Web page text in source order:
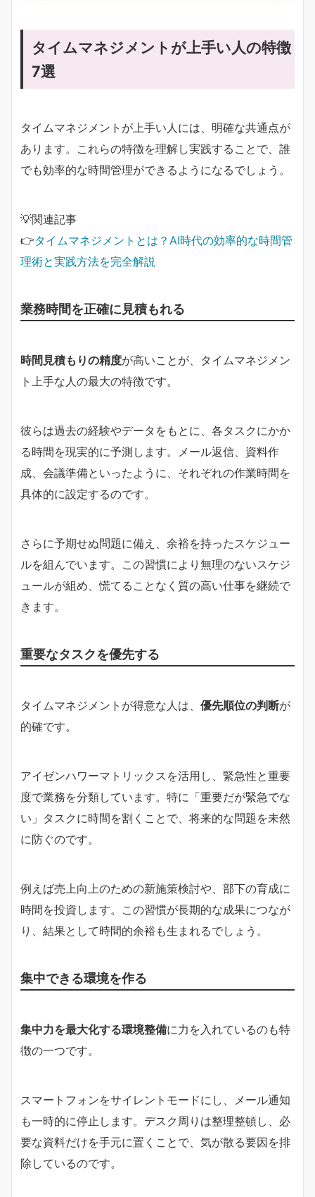
タイムマネジメントが上手い人の特徴
7選
タイムマネジメントが上手い人には、明確な共通点が
あります。これらの特徴を理解し実践することで、誰
でも効率的な時間管理ができるようになるでしょう。
💡関連記事
👉タイムマネジメントとは？AI時代の効率的な時間管
理術と実践方法を完全解説
業務時間を正確に見積もれる
時間見積もりの精度が高いことが、タイムマネジメン
ト上手な人の最大の特徴です。
彼らは過去の経験やデータをもとに、各タスクにかか
る時間を現実的に予測します。メール返信、資料作
成、会議準備といったように、それぞれの作業時間を
具体的に設定するのです。
さらに予期せぬ問題に備え、余裕を持ったスケジュー
ルを組んでいます。この習慣により無理のないスケジ
ュールが組め、慌てることなく質の高い仕事を継続で
きます。
重要なタスクを優先する
タイムマネジメントが得意な人は、 優先順位の判断が
的確です。
アイゼンハワーマトリックスを活用し、緊急性と重要
度で業務を分類しています。特に「重要だが緊急でな
い」タスクに時間を割くことで、将来的な問題を未然
に防ぐのです。
例えば売上向上のための新施策検討や、部下の育成に
時間を投資します。この習慣が長期的な成果につなが
り、結果として時間的余裕も生まれるでしょう。
集中できる環境を作る
集中力を最大化する環境整備に力を入れているのも特
徴の一つです。
スマートフォンをサイレントモードにし、メール通知
も一時的に停止します。デスク周りは整理整頓し、必
要な資料だけを手元に置くことで、気が散る要因を排
除しているのです。